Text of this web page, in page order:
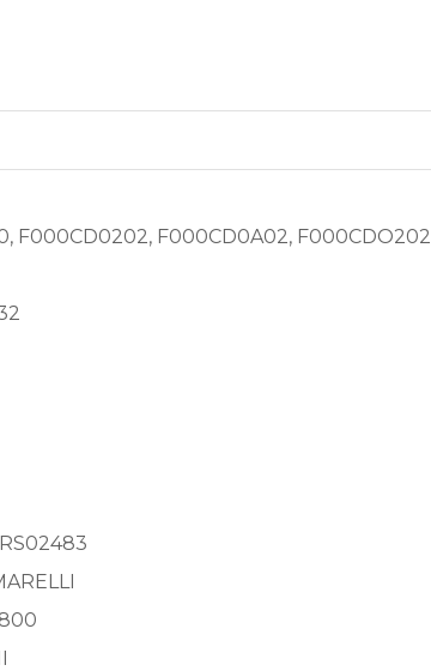
F000CD0202, F000CD0A02, F000CDO202